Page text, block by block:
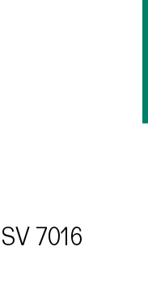
SV 7016